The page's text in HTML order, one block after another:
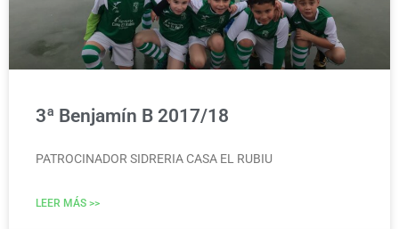
3ª Benjamín B 2017/18
PATROCINADOR SIDRERIA CASA EL RUBIU
LEER MÁS >>